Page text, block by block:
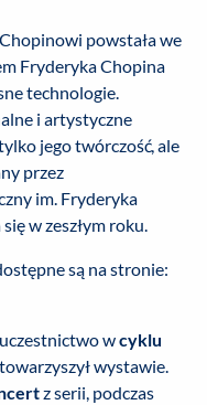
powstała we
Fryderyka Chopina
technologie.
i artystyczne
jego twórczość, ale
przez
im. Fryderyka
w zeszłym roku.
są na stronie:
wcyklu
wystawie.
z serii, podczas